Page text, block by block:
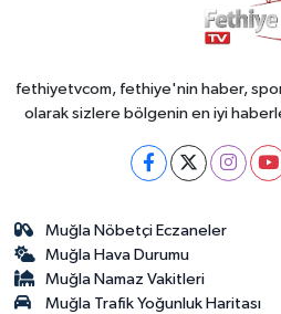
fethiyetvcom, fethiye'nin haber,
olarak sizlere bölgenin en iyi
Muğla Nöbetçi Eczaneler
Muğla Hava Durumu
Muğla Namaz Vakitleri
Muğla Trafik Yoğunluk Haritası